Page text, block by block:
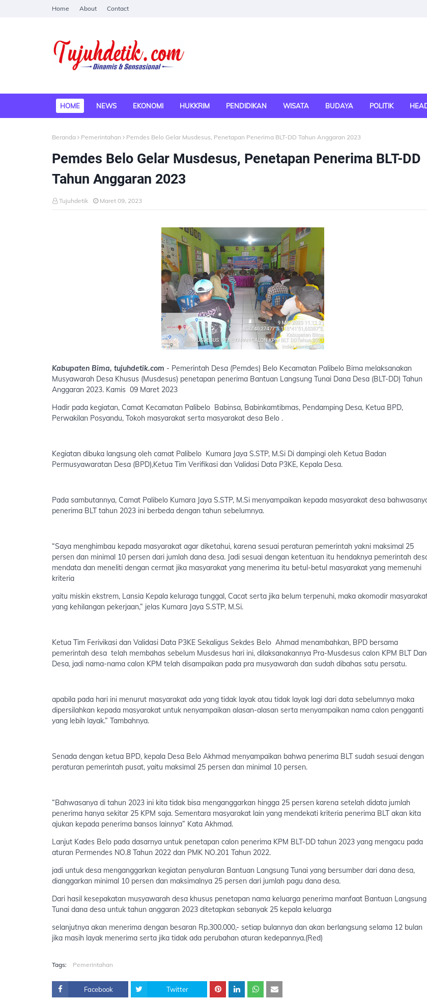
Home About Contact
HOME NEWS EKONOMI HUKKRIM PENDIDIKAN WISATA BUDAYA POLITIK
Beranda Pemerintahan Pemdes Belo Gelar Musdesus, Penetapan Penerima BLT-DD Tahun Anggaran 2023
Pemdes Belo Gelar Musdesus, Penetapan Penerima BLT-DD
Tahun Anggaran 2023
Tujuhdetik Maret 09, 2023
Kabupaten Bima, tujuhdetik.com - Pemerintah Desa (Pemdes) Belo Kecamatan Palibelo Bima melaksanakan
Musyawarah Desa Khusus (Musdesus) penetapan penerima Bantuan Langsung Tunai Dana Desa (BLT-DD) Tahun
Anggaran 2023. Kamis 09 Maret 2023
Hadir pada kegiatan, Camat Kecamatan Palibelo Babinsa, Babinkamtibmas, Pendamping Desa, Ketua BPD,
Perwakilan Posyandu, Tokoh masyarakat serta masyarakat desa Belo .
Kegiatan dibuka langsung oleh camat Palibelo Kumara Jaya S.STP, M.Si Di dampingi oleh Ketua Badan
Permusyawaratan Desa (BPD),Ketua Tim Verifikasi dan Validasi Data P3KE, Kepala Desa.
Pada sambutannya, Camat Palibelo Kumara Jaya S.STP, M.Si menyampaikan kepada masyarakat desa
penerima BLT tahun 2023 ini berbeda dengan tahun sebelumnya.
“Saya menghimbau kepada masyarakat agar diketahui, karena sesuai peraturan pemerintah yakni maksimal 25
persen dan minimal 10 persen dari jumlah dana desa. Jadi sesuai dengan ketentuan itu hendaknya pemerintah
mendata dan meneliti dengan cermat jika masyarakat yang menerima itu betul-betul masyarakat yang memenuhi
kriteria
yaitu miskin ekstrem, Lansia Kepala keluraga tunggal, Cacat serta jika belum terpenuhi, maka akomodir
yang kehilangan pekerjaan,” jelas Kumara Jaya S.STP, M.Si.
Ketua Tim Ferivikasi dan Validasi Data P3KE Sekaligus Sekdes Belo Ahmad menambahkan, BPD bersama
pemerintah desa telah membahas sebelum Musdesus hari ini, dilaksanakannya Pra-Musdesus calon KPM BLT
Desa, jadi nama-nama calon KPM telah disampaikan pada pra musyawarah dan sudah dibahas satu persatu.
apabila pada hari ini menurut masyarakat ada yang tidak layak atau tidak layak lagi dari data sebelumnya maka
dipersilahkan kepada masyarakat untuk nenyampaikan alasan-alasan serta menyampaikan nama calon pengganti
yang lebih layak.” Tambahnya.
Senada dengan ketua BPD, kepala Desa Belo Akhmad menyampaikan bahwa penerima BLT sudah sesuai dengan
peraturan pemerintah pusat, yaitu maksimal 25 persen dan minimal 10 persen.
“Bahwasanya di tahun 2023 ini kita tidak bisa menganggarkan hingga 25 persen karena setelah didata jumlah
penerima hanya sekitar 25 KPM saja. Sementara masyarakat lain yang mendekati kriteria penerima BLT akan kita
ajukan kepada penerima bansos lainnya” Kata Akhmad.
Lanjut Kades Belo pada dasarnya untuk penetapan calon penerima KPM BLT-DD tahun 2023 yang mengacu pada
aturan Permendes NO.8 Tahun 2022 dan PMK NO.201 Tahun 2022.
jadi untuk desa menganggarkan kegiatan penyaluran Bantuan Langsung Tunai yang bersumber dari dana desa,
dianggarkan minimal 10 persen dan maksimalnya 25 persen dari jumlah pagu dana desa.
Dari hasil kesepakatan musyawarah desa khusus penetapan nama keluarga penerima manfaat Bantuan Langsung
Tunai dana desa untuk tahun anggaran 2023 ditetapkan sebanyak 25 kepala keluarga
selanjutnya akan menerima dengan besaran Rp.300.000,- setiap bulannya dan akan berlangsung selama 12 bulan
jika masih layak menerima serta jika tidak ada perubahan aturan kedepannya.(Red)
Tags: Pemerintahan
Facebook Twitter